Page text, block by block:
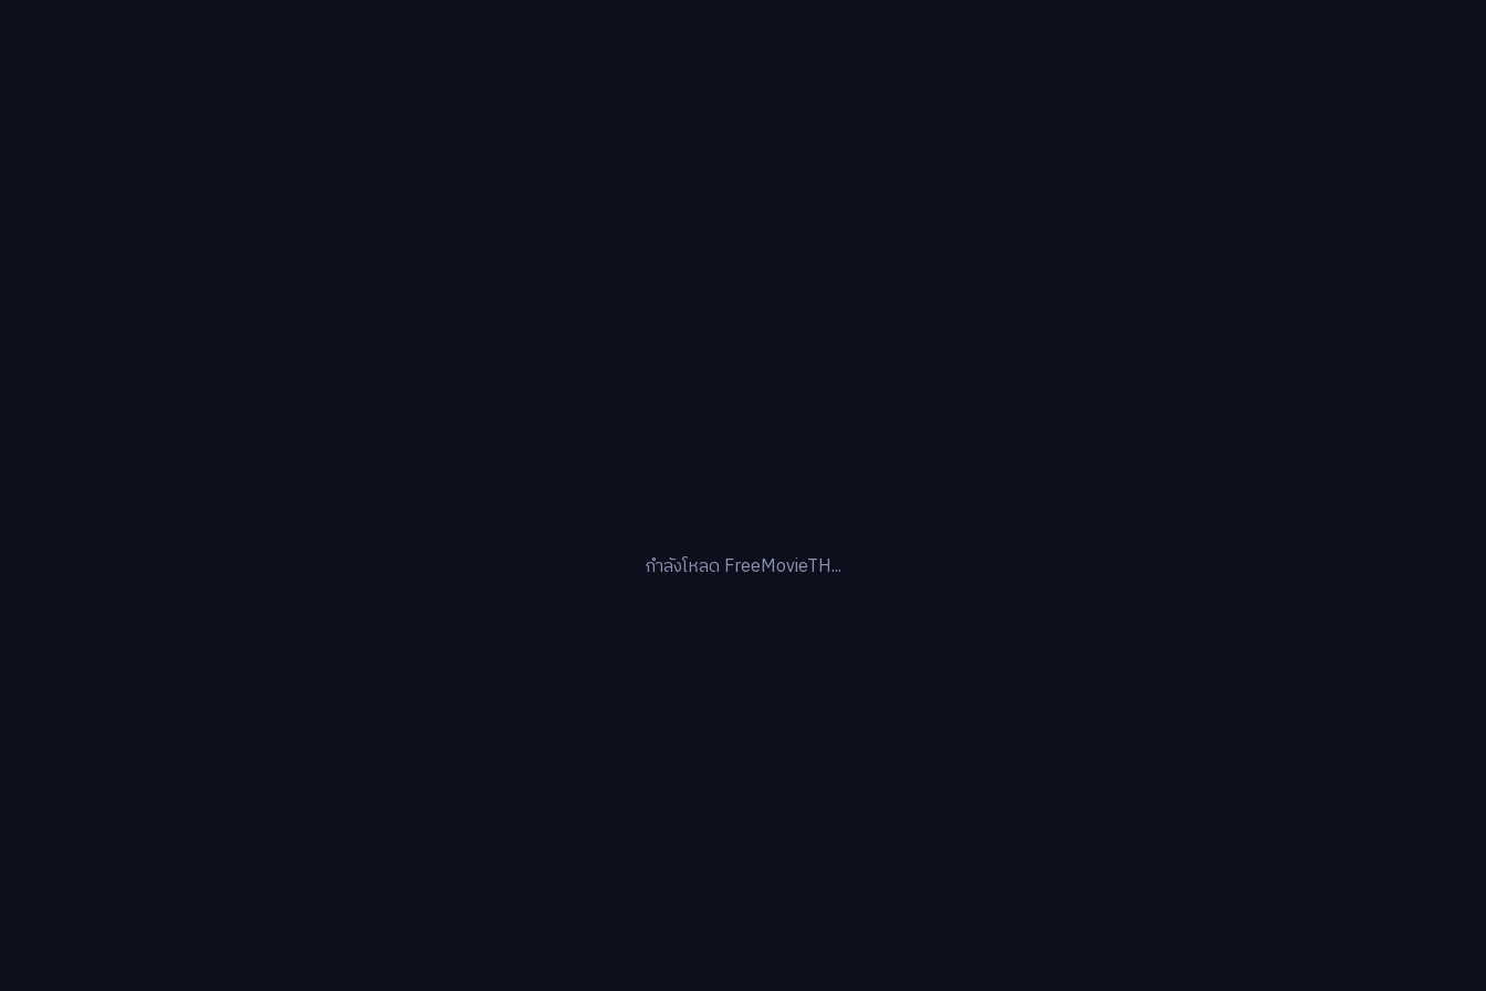
กำลังโหลด FreeMovieTH...